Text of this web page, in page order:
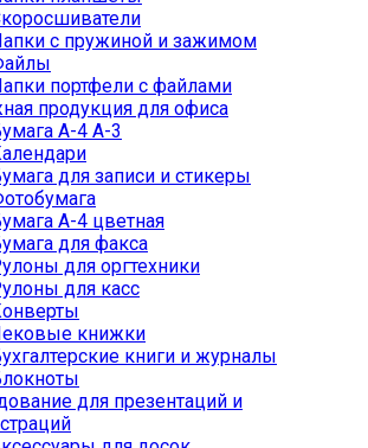
с пружиной и зажимом
портфели с файлами
продукция для офиса
А-4 А-3
для записи и стикеры
А-4 цветная
для факса
для оргтехники
для касс
книжки
книги и журналы
для презентаций и